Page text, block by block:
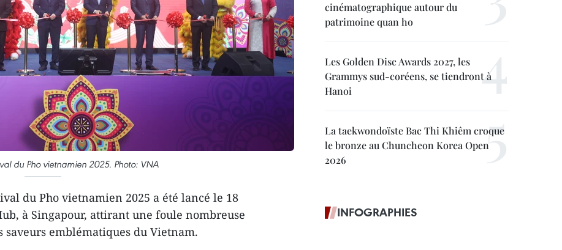
du Pho vietnamien 2025. Photo: VNA
du Pho vietnamien 2025 a été lancé le 18
à Singapour, attirant une foule nombreuse
saveurs emblématiques du Vietnam.
cinématographique autour du
patrimoine quan ho
Les Golden Disc Awards 2027, les
Grammys sud-coréens, se tiendront à
Hanoi
La taekwondoïste Bac Thi Khiêm croque
le bronze au Chuncheon Korea Open
2026
INFOGRAPHIES